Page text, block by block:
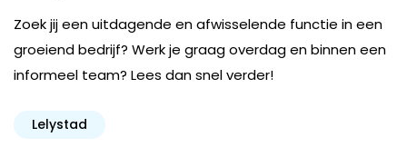
Zoek jij een uitdagende en afwisselende functie in een
groeiend bedrijf? Werk je graag overdag en binnen een
informeel team? Lees dan snel verder!
Lelystad